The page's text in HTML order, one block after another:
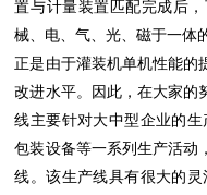
置与计量装置匹配完成后
械、电、气、光、磁于一体
正是由于灌装机单机性能的
改进水平。因此，在大家的
线主要针对大中型企业的
包装设备等一系列生产活动
线。该生产线具有很大的